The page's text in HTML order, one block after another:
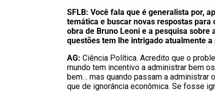
SFLB: Você fala que é generalista por,
temática e buscar novas respostas
obra de Bruno Leoni e a pesquisa
questões tem lhe intrigado atualmente
AG: Ciência Política. Acredito que o
mundo tem incentivo a administrar bem
bem… mas quando passam a
que de ignorância econômica. Se fosse